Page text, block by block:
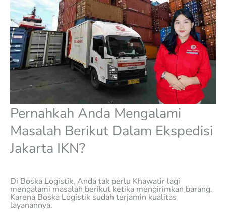
Pernahkah Anda Mengalami
Masalah Berikut Dalam Ekspedisi
Jakarta IKN?
Di Boska Logistik, Anda tak perlu Khawatir lagi
mengalami masalah berikut ketika mengirimkan barang.
Karena Boska Logistik sudah terjamin kualitas
layanannya.